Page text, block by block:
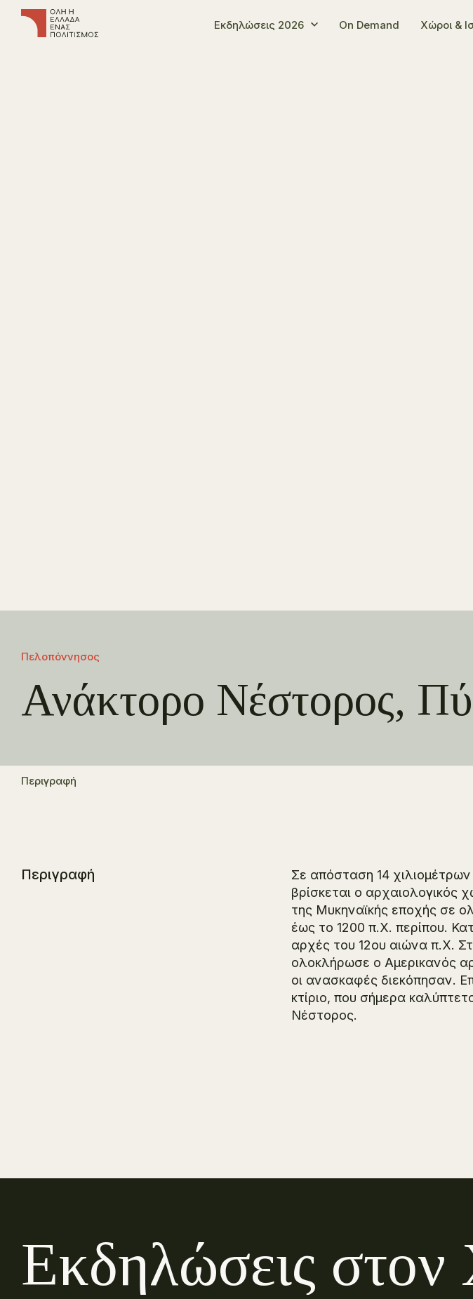
Εκδηλώσεις 2026 On Demand Χώροι &
Πελοπόννησος
Ανάκτορο Νέστορος,
Περιγραφή
Περιγραφή
Σε απόσταση 14
βρίσκεται ο αρχαιολογικός
της Μυκηναϊκής εποχής σε
έως το 1200 π.Χ. περίπου.
αρχές του 12ου αιώνα π.Χ.
ολοκλήρωσε ο Αμερικανός
οι ανασκαφές διεκόπησαν.
κτίριο, που σήμερα
Νέστορος.
Εκδηλώσεις στον